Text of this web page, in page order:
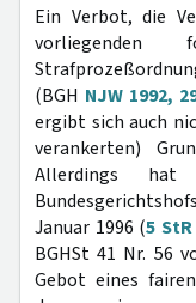
Ein Verbot, die
vorliegenden
(BGH NJW 1992,
ergibt sich auch
verankerten)
Allerdings
Januar 1996 (5
BGHSt 41 Nr. 56
Gebot eines